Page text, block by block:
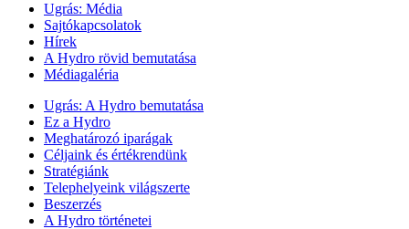
Ugrás: Média
Sajtókapcsolatok
Hírek
A Hydro rövid bemutatása
Médiagaléria
Ugrás: A Hydro bemutatása
Ez a Hydro
Meghatározó iparágak
Céljaink és értékrendünk
Stratégiánk
Telephelyeink világszerte
Beszerzés
A Hydro történetei